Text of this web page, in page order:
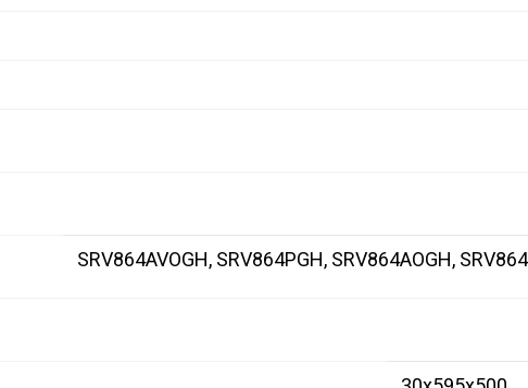
SRV864AVOGH, SRV864PGH, SRV864AOGH,